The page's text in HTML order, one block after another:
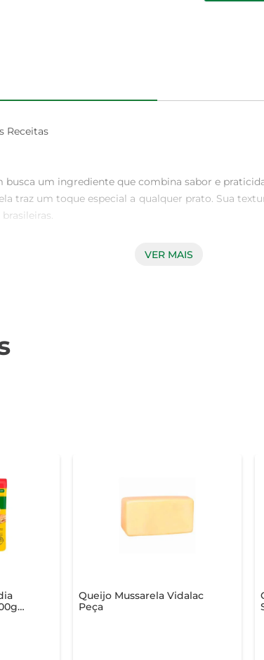
Receitas
busca um ingrediente que combina sabor e
traz um toque especial a qualquer prato. Sua
recomenda-se armazená-la em local refrigerado e
VER MAIS
Queijo Mussarela Vidalac
Peça